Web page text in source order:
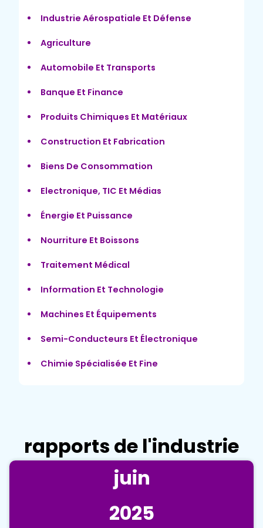
Industrie Aérospatiale Et Défense
Agriculture
Automobile Et Transports
Banque Et Finance
Produits Chimiques Et Matériaux
Construction Et Fabrication
Biens De Consommation
Electronique, TIC Et Médias
Énergie Et Puissance
Nourriture Et Boissons
Traitement Médical
Information Et Technologie
Machines Et Équipements
Semi-Conducteurs Et Électronique
Chimie Spécialisée Et Fine
rapports de l'industrie
juin
2025